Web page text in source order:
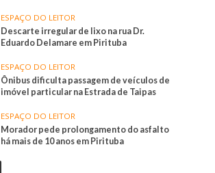
ESPAÇO DO LEITOR
Descarte irregular de lixo na rua Dr.
Eduardo Delamare em Pirituba
ESPAÇO DO LEITOR
Ônibus dificulta passagem de veículos de
imóvel particular na Estrada de Taipas
ESPAÇO DO LEITOR
Morador pede prolongamento do asfalto
há mais de 10 anos em Pirituba